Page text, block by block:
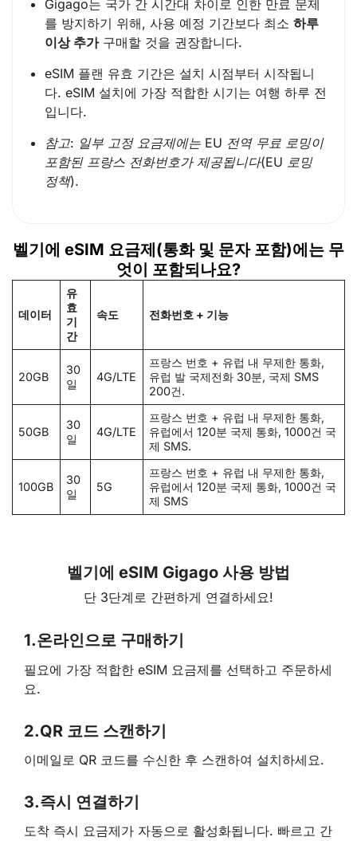
Gigago는 국가 간 시간대 차이로 인한 만료 문제
를 방지하기 위해, 사용 예정 기간보다 최소 하루
이상 추가구매할 것을 권장합니다.
eSIM 플랜 유효 기간은 설치 시점부터 시작됩니
다. eSIM 설치에 가장 적합한 시기는 여행 하루 전
입니다.
참고: 일부 고정 요금제에는 EU 전역 무료 로밍이
포함된 프랑스 전화번호가 제공됩니다(EU 로밍
정책).
벨기에 eSIM 요금제(통화 및 문자 포함)에는 무
엇이 포함되나요?
데이터
유
효
기
간
속도 전화번호 + 기능
20GB
30
일
4G/LTE
프랑스 번호 + 유럽 내 무제한 통화,
유럽 발 국제전화 30분, 국제 SMS
200건.
50GB
30
일
4G/LTE
프랑스 번호 + 유럽 내 무제한 통화,
유럽에서 120분 국제 통화, 1000건 국
제 SMS.
100GB
30
일
5G
프랑스 번호 + 유럽 내 무제한 통화,
유럽에서 120분 국제 통화, 1000건 국
제 SMS
벨기에 eSIM Gigago 사용 방법
단 3단계로 간편하게 연결하세요!
1.온라인으로 구매하기
필요에 가장 적합한 eSIM 요금제를 선택하고 주문하세
요.
2.QR 코드 스캔하기
이메일로 QR 코드를 수신한 후 스캔하여 설치하세요.
3.즉시 연결하기
도착 즉시 요금제가 자동으로 활성화됩니다. 빠르고 간